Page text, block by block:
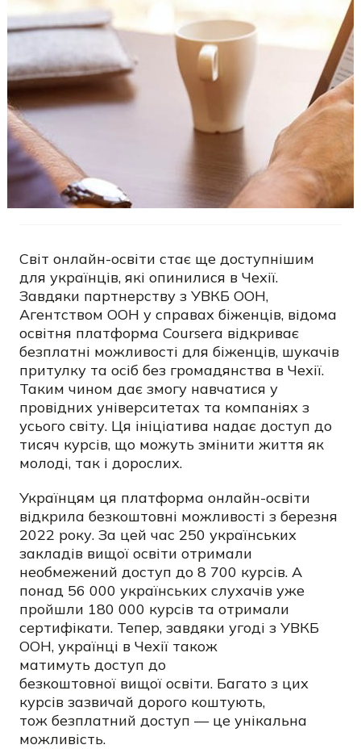
Світ онлайн-освіти стає ще доступнішим
для українців, які опинилися в Чехії.
Завдяки партнерству з УВКБ ООН,
Агентством ООН у справах біженців, відома
освітня платформа Coursera відкриває
безплатні можливості для біженців, шукачів
притулку та осіб без громадянства в Чехії.
Таким чином дає змогу навчатися у
провідних університетах та компаніях з
усього світу. Ця ініціатива надає доступ до
тисяч курсів, що можуть змінити життя як
молоді, так і дорослих.
Українцям ця платформа онлайн-освіти
відкрила безкоштовні можливості з березня
2022 року. За цей час 250 українських
закладів вищої освіти отримали
необмежений доступ до 8 700 курсів. А
понад 56 000 українських слухачів уже
пройшли 180 000 курсів та отримали
сертифікати. Тепер, завдяки угоді з УВКБ
ООН, українці в Чехії також
матимуть доступ до
безкоштовної вищої освіти. Багато з цих
курсів зазвичай дорого коштують,
тож безплатний доступ — це унікальна
можливість.